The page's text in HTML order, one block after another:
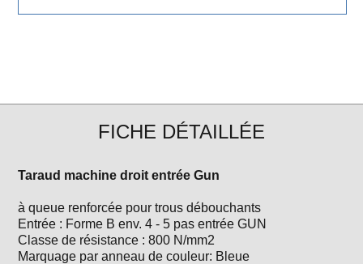
FICHE DÉTAILLÉE
Taraud machine droit entrée Gun
à queue renforcée pour trous débouchants
Entrée : Forme B env. 4 - 5 pas entrée GUN
Classe de résistance : 800 N/mm2
Marquage par anneau de couleur: Bleue